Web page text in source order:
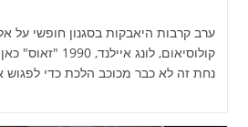
ערב קרבות היאבקות בסגנון חופשי על
קולוסיאום, לונג
נחת זה לא כבר מכוכב הלכת כדי